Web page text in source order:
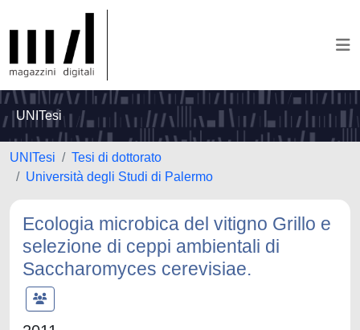
UNITesi
UNITesi
Tesi di dottorato
Università degli Studi di Palermo
Ecologia microbica del vitigno Grillo e
selezione di ceppi ambientali di
Saccharomyces cerevisiae.